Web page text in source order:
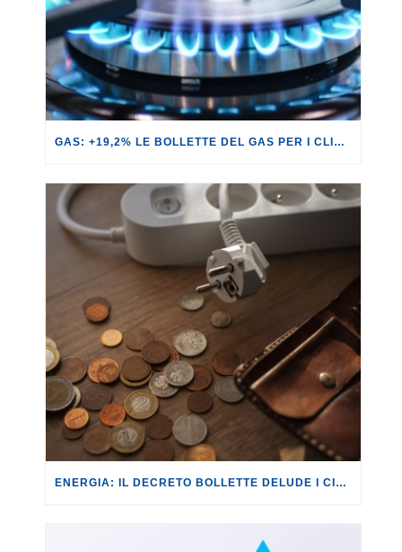
GAS: +19,2% LE BOLLETTE DEL GAS PER I CLIENTI IN SERVIZIO DI VULNERABILITÀ.
ENERGIA: IL DECRETO BOLLETTE DELUDE I CITTADINI, ANCHE NELLA SUA CONVERSIONE IN LEGGE.